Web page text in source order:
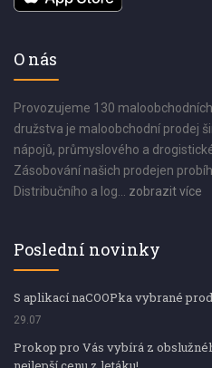
O nás
Provozujeme 130
družstva je maloobchodní prodej
nápojů, průmyslového a
Zásobování našich prodejen
Distribučního a log... zobrazit více
Poslední novinky
S aplikací naCOOPka vybrané
29.07
Prokop pro Vás vybírá z